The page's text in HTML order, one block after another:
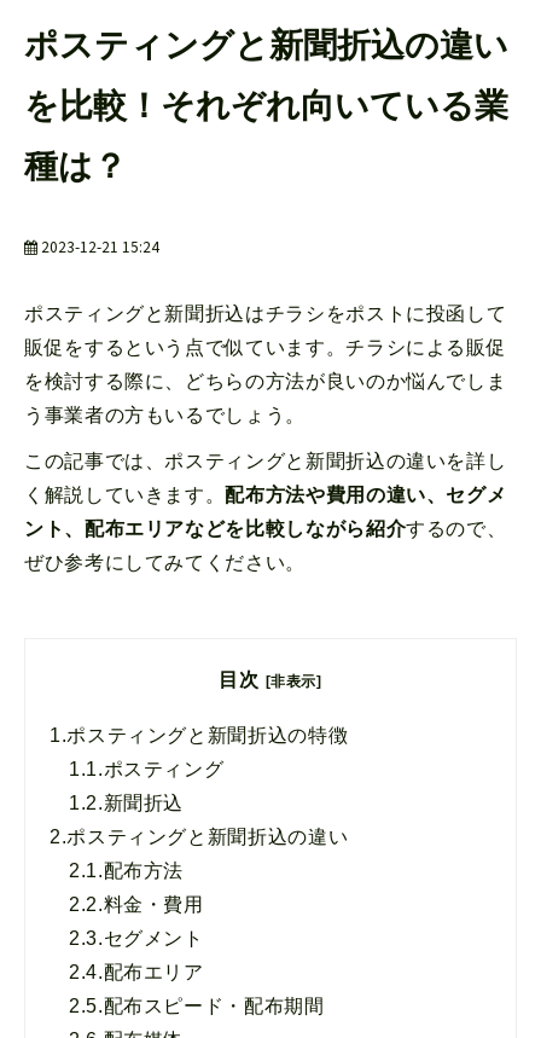
ポスティングと新聞折込の違い
を比較！それぞれ向いている業
種は？
2023-12-21 15:24
ポスティングと新聞折込はチラシをポストに投函して
販促をするという点で似ています。チラシによる販促
を検討する際に、どちらの方法が良いのか悩んでしま
う事業者の方もいるでしょう。
この記事では、ポスティングと新聞折込の違いを詳し
く解説していきます。配布方法や費用の違い、セグメ
ント、配布エリアなどを比較しながら紹介するので、
ぜひ参考にしてみてください。
目次 [非表示]
1.ポスティングと新聞折込の特徴
1.1.ポスティング
1.2.新聞折込
2.ポスティングと新聞折込の違い
2.1.配布方法
2.2.料金・費用
2.3.セグメント
2.4.配布エリア
2.5.配布スピード・配布期間